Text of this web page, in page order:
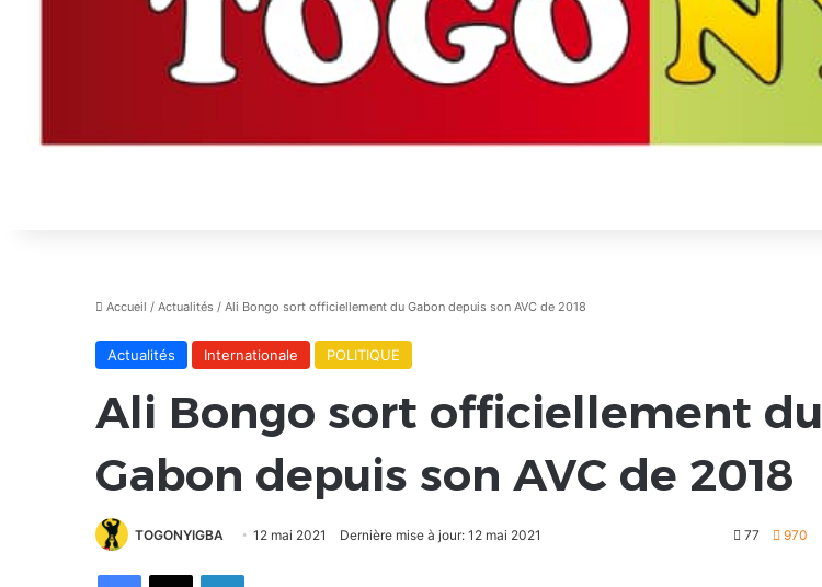
Accueil / Actualités / Ali Bongo sort officiellement du Gabon depuis son AVC de 2018
Actualités Internationale POLITIQUE
Ali Bongo sort officiellement du
Gabon depuis son AVC de 2018
TOGONYIGBA 12 mai 2021 Dernière mise à jour: 12 mai 2021 77 970
FacebookX Linkedin